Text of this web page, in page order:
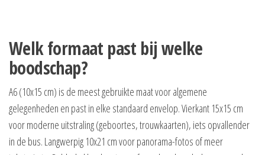
Welk formaat past bij welke
boodschap?
A6 (10x15 cm) is de meest gebruikte maat voor algemene
gelegenheden en past in elke standaard envelop. Vierkant 15x15 cm
voor moderne uitstraling (geboortes, trouwkaarten), iets opvallender
in de bus. Langwerpig 10x21 cm voor panorama-fotos of meer